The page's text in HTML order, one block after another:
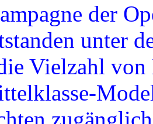
der
unter
Vielzahl